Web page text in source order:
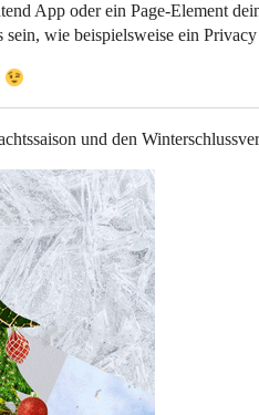
App oder ein Page-Element
sein, wie beispielsweise ein
und den